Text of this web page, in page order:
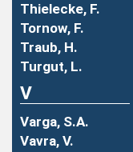
Thielecke, F.
Tornow, F.
Traub, H.
Turgut, L.
V
Varga, S.A.
Vavra, V.